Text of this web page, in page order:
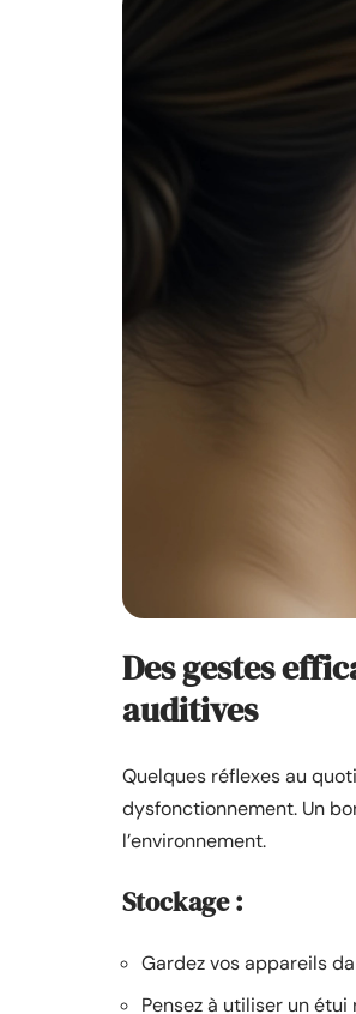
Des gestes
auditives
Quelques réflexes au
dysfonctionnement. Un
l’environnement.
Stockage :
Gardez vos appareils
Pensez à utiliser un